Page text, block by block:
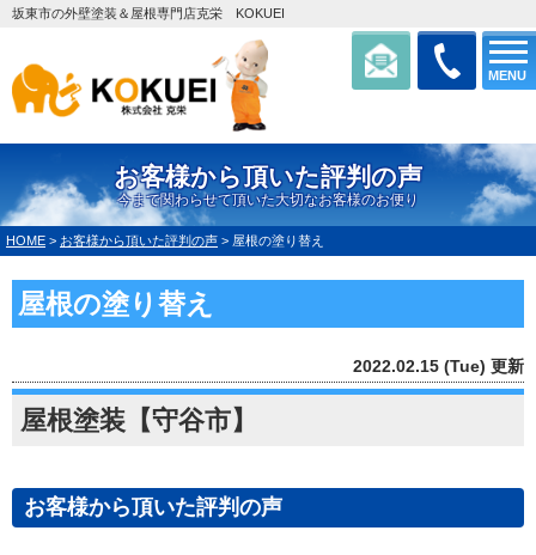
MENU
坂東市の外壁塗装＆屋根専門店克栄 KOKUEI
お客様から頂いた評判の声
今まで関わらせて頂いた大切なお客様のお便り
HOME > お客様から頂いた評判の声 > 屋根の塗り替え
屋根の塗り替え
2022.02.15 (Tue) 更新
屋根塗装【守谷市】
お客様から頂いた評判の声